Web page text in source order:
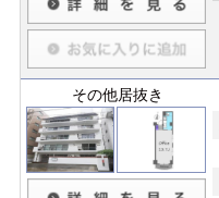
その他居抜き